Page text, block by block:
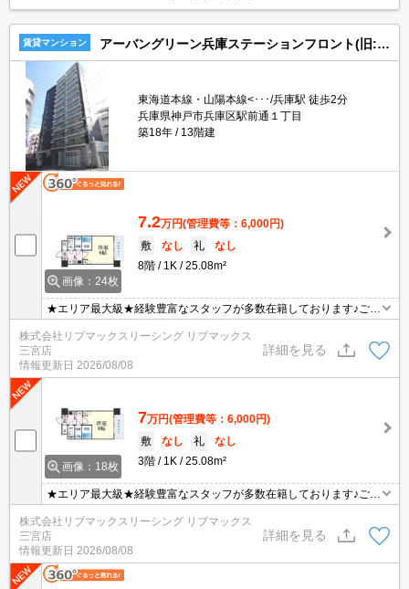
賃貸マンション アーバングリーン兵庫ステーションフロント(旧:プロシード兵庫駅前通)
東海道本線・山陽本線<･･･/兵庫駅 徒歩2分
兵庫県神戸市兵庫区駅前通１丁目
築18年
13階建
画像：24枚
7.2万円(管理費等：6,000円)
敷
なし 礼
なし
8階
1K 25.08m²
★エリア最大級★経験豊富なスタッフが多数在籍しております♪ご要
望がありましたらお申し付けください！初期費用クレジット支払可
能！オンライン内覧・オンライン契約等弊社に一度も来店せずとも
問題ありません♪弊社ではネットに掲載されている物件も全てご紹介
可能になりますので気になる物件は全て申し付けください★
株式会社リブマックスリーシング リブマックス
三宮店
情報更新日 2026/08/08
詳細を見る
画像：18枚
7万円(管理費等：6,000円)
敷
なし 礼
なし
3階
1K 25.08m²
★エリア最大級★経験豊富なスタッフが多数在籍しております♪ご要
望がありましたらお申し付けください！初期費用クレジット支払可
能！オンライン内覧・オンライン契約等弊社に一度も来店せずとも
問題ありません♪弊社ではネットに掲載されている物件も全てご紹介
可能になりますので気になる物件は全て申し付けください★
株式会社リブマックスリーシング リブマックス
三宮店
情報更新日 2026/08/08
詳細を見る